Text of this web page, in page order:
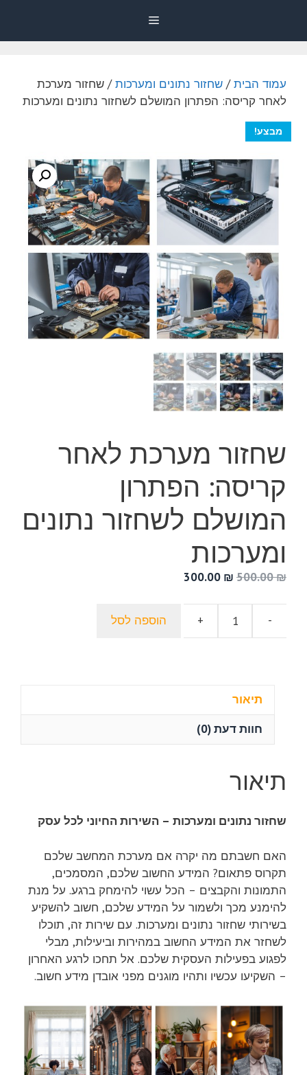
Menu
עמוד הבית/ שחזור נתונים ומערכות/ שחזור מערכת
לאחר קריסה: הפתרון המושלם לשחזור נתונים ומערכות
מבצע!
שחזור מערכת לאחר
קריסה: הפתרון
המושלם לשחזור נתונים
ומערכות
500.00₪
המחיר
500.00 ₪.
300.00 ₪
300.00 ₪.
-
כמות
קריסה:
המושלם
+ הוספה לסל
תיאור
חוות דעת (0)
תיאור
שחזור נתונים ומערכות – השירות החיוני לכל עסק
האם חשבתם מה יקרה אם מערכת המחשב שלכם
תקרוס פתאום? המידע החשוב שלכם, המסמכים,
התמונות והקבצים – הכל עשוי להימחק ברגע. על מנת
להימנע מכך ולשמור על המידע שלכם, חשוב להשקיע
בשירותי שחזור נתונים ומערכות. עם שירות זה, תוכלו
לשחזר את המידע החשוב במהירות וביעילות, מבלי
לפגוע בפעילות העסקית שלכם. אל תחכו לרגע האחרון
– השקיעו עכשיו ותהיו מוגנים מפני אובדן מידע חשוב.